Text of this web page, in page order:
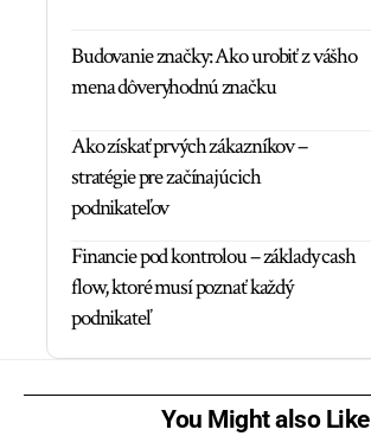
Budovanie značky: Ako urobiť z vášho
mena dôveryhodnú značku
Ako získať prvých zákazníkov –
stratégie pre začínajúcich
podnikateľov
Financie pod kontrolou – základy cash
flow, ktoré musí poznať každý
podnikateľ
You Might also Like